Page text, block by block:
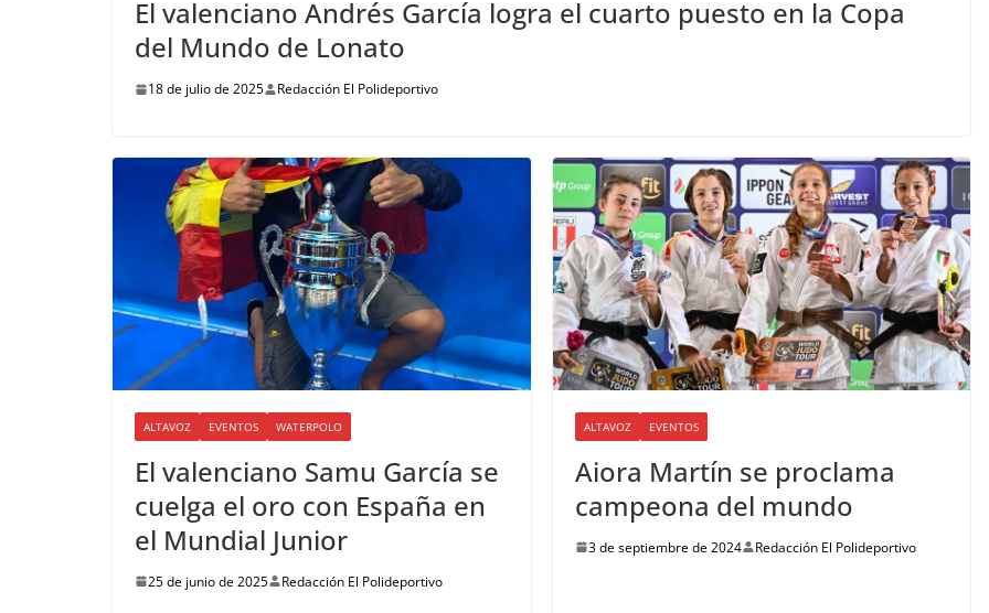
El valenciano Andrés García logra el cuarto puesto en la Copa
del Mundo de Lonato
18 de julio de 2025 Redacción El Polideportivo
ALTAVOZ EVENTOS WATERPOLO
El valenciano Samu García se
cuelga el oro con España en
el Mundial Junior
25 de junio de 2025 Redacción El Polideportivo
ALTAVOZ EVENTOS
Aiora Martín se proclama
campeona del mundo
3 de septiembre de 2024 Redacción El Polideportivo